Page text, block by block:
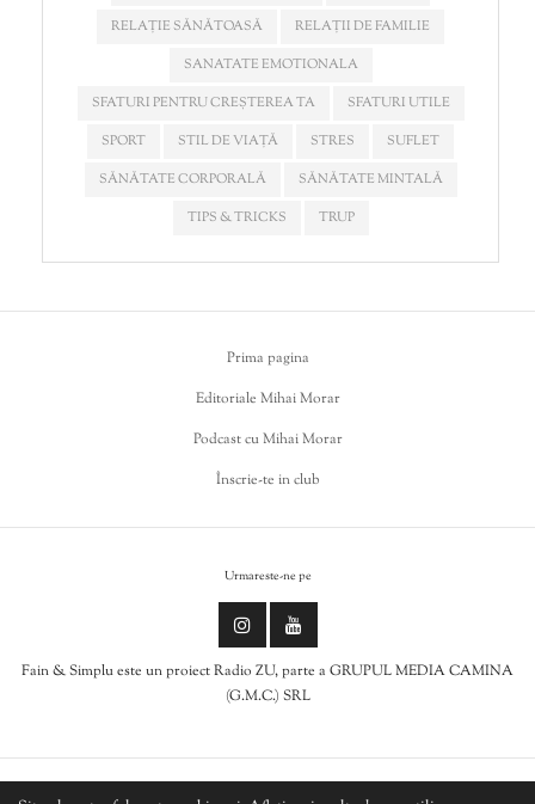
RELAȚIE SĂNĂTOASĂ
RELAȚII DE FAMILIE
SANATATE EMOTIONALA
SFATURI PENTRU CREȘTEREA TA
SFATURI UTILE
SPORT
STIL DE VIAȚĂ STRES
SUFLET
SĂNĂTATE CORPORALĂ
SĂNĂTATE MINTALĂ
TIPS & TRICKS
TRUP
Prima pagina
Editoriale Mihai Morar
Podcast cu Mihai Morar
Înscrie-te in club
Urmareste-ne pe
Fain & Simplu este un proiect Radio ZU, parte a GRUPUL MEDIA CAMINA
(G.M.C.) SRL